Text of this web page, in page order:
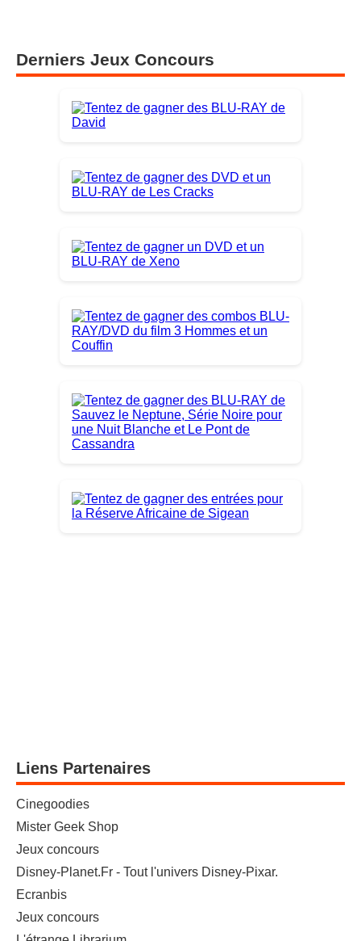
Derniers Jeux Concours
Liens Partenaires
Cinegoodies
Mister Geek Shop
Jeux concours
Disney-Planet.Fr - Tout l'univers Disney-Pixar.
Ecranbis
Jeux concours